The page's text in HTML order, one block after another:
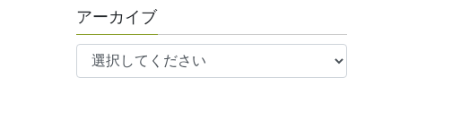
アーカイブ